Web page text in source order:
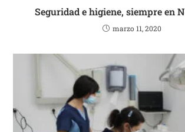
Seguridad e higiene, siempre en
marzo 11, 2020